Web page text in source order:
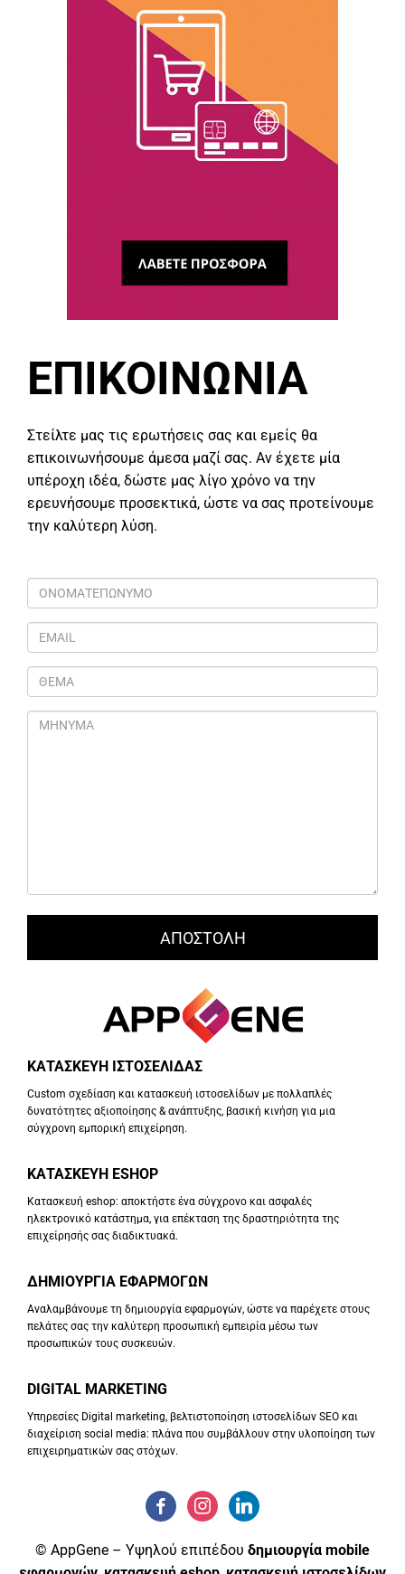
ΕΠΙΚΟΙΝΩΝΙΑ
Στείλτε μας τις ερωτήσεις σας και εμείς θα
επικοινωνήσουμε άμεσα μαζί σας. Αν έχετε μία
υπέροχη ιδέα, δώστε μας λίγο χρόνο να την
ερευνήσουμε προσεκτικά, ώστε να σας προτείνουμε
την καλύτερη λύση.
ΚΑΤΑΣΚΕΥΗ ΙΣΤΟΣΕΛΙΔΑΣ
Custom σχεδίαση και κατασκευή ιστοσελίδων με πολλαπλές
δυνατότητες αξιοποίησης & ανάπτυξης, βασική κινήση για μια
σύγχρονη εμπορική επιχείρηση.
ΚΑΤΑΣΚΕΥΗ ESHOP
Κατασκευή eshop: αποκτήστε ένα σύγχρονο και ασφαλές
ηλεκτρονικό κατάστημα, για επέκταση της δραστηριότητα της
επιχείρησής σας διαδικτυακά.
ΔΗΜΙΟΥΡΓΙΑ ΕΦΑΡΜΟΓΩΝ
Αναλαμβάνουμε τη δημιουργία εφαρμογών, ώστε να παρέχετε στους
πελάτες σας την καλύτερη προσωπική εμπειρία μέσω των
προσωπικών τους συσκευών.
DIGITAL MARKETING
Υπηρεσίες Digital marketing, βελτιστοποίηση ιστοσελίδων SEO και
διαχείριση social media: πλάνα που συμβάλλουν στην υλοποίηση των
επιχειρηματικών σας στόχων.
© AppGene – Υψηλού επιπέδου δημιουργία mobile